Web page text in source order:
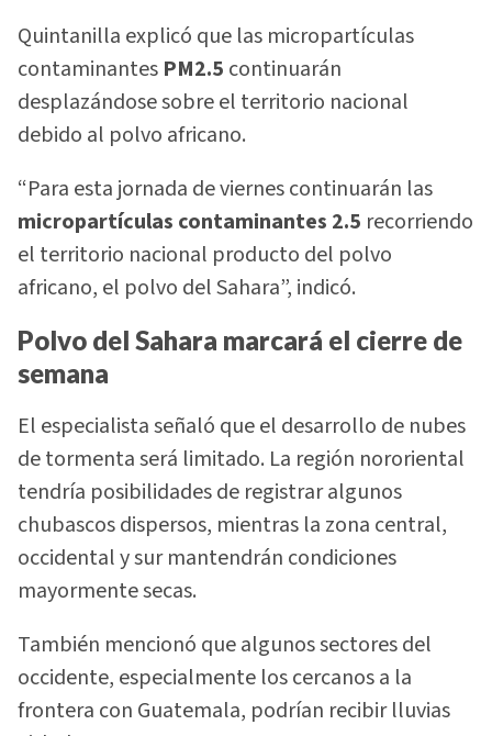
Quintanilla explicó que las micropartículas
contaminantes PM2.5 continuarán
desplazándose sobre el territorio nacional
debido al polvo africano.
“Para esta jornada de viernes continuarán las
micropartículas contaminantes 2.5 recorriendo
el territorio nacional producto del polvo
africano, el polvo del Sahara”, indicó.
Polvo del Sahara marcará el cierre de
semana
El especialista señaló que el desarrollo de nubes
de tormenta será limitado. La región nororiental
tendría posibilidades de registrar algunos
chubascos dispersos, mientras la zona central,
occidental y sur mantendrán condiciones
mayormente secas.
También mencionó que algunos sectores del
occidente, especialmente los cercanos a la
frontera con Guatemala, podrían recibir lluvias